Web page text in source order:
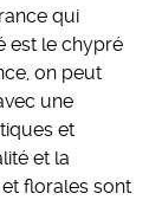
qui
est le chypré
on peut
une
et
et la
florales sont